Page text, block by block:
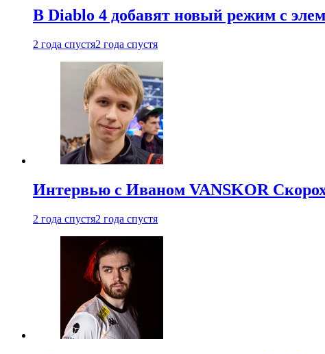
В Diablo 4 добавят новый режим с
2 года спустя2 года спустя
Интервью с Иваном VANSKOR
2 года спустя2 года спустя